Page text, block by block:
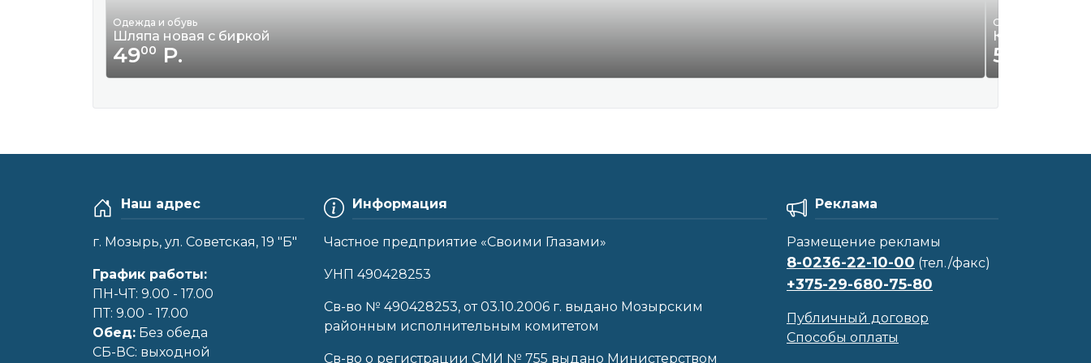
Одежда и обувь
Шляпа новая с биркой
4900Р.
Одежда и обувь
Костюм
59
Наш адрес
г. Мозырь, ул. Советская, 19 "Б"
График работы:
ПН-ЧТ: 9.00 - 17.00
ПТ: 9.00 - 17.00
Обед: Без обеда
CБ-ВС: выходной
Информация
Частное предприятие «Своими Глазами»
УНП 490428253
Cв-во № 490428253, от 03.10.2006 г. выдано Мозырским
районным исполнительным комитетом
Св-во о регистрации СМИ № 755 выдано Министерством
Реклама
Размещение рекламы
8-0236-22-10-00 (тел./факс)
+375-29-680-75-80
Публичный договор
Способы оплаты